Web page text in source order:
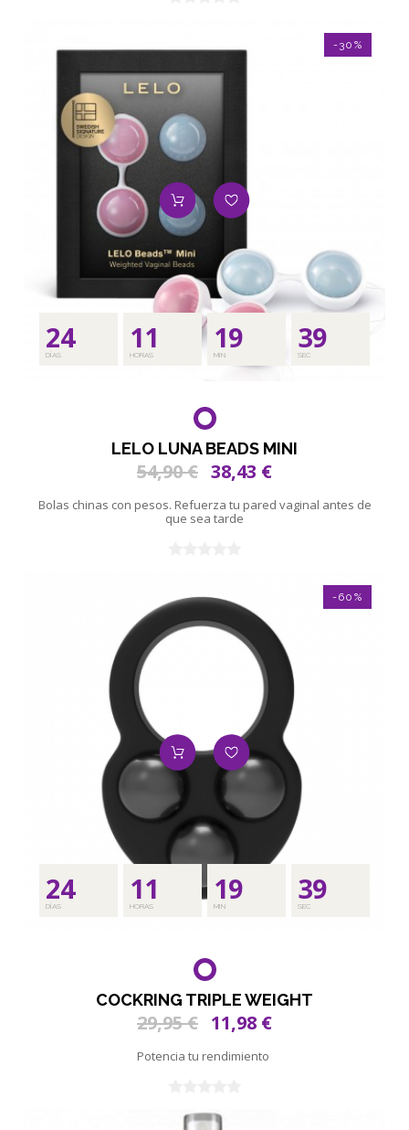
24
DÍAS 11
HORAS 19
MIN 37
SEC
LELO LUNA BEADS MINI
54,90 € 38,43 €
Bolas chinas con pesos. Refuerza tu pared vaginal antes de
que sea tarde
-30%
24
DÍAS 11
HORAS 19
MIN 37
SEC
COCKRING TRIPLE WEIGHT
29,95 € 11,98 €
Potencia tu rendimiento
-60%